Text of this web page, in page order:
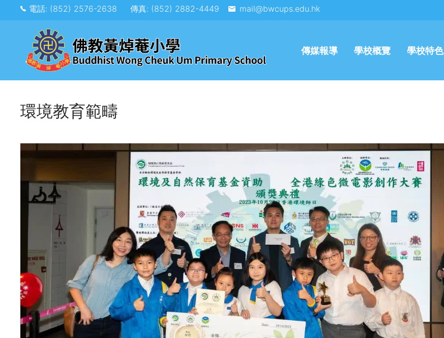
電話: (852) 2576-2638 傳真: (852) 2882-4449 mail@bwcups.edu.hk
傳媒報導 學校概覽 學校特色
環境教育範疇